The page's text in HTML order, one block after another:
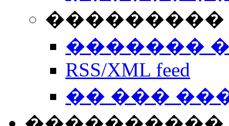
���������
�������
RSS/XML feed
�� ���